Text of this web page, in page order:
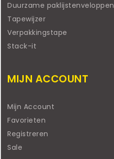
Duurzame paklijstenveloppen
Tapewijzer
Verpakkingstape
Stack-it
MIJN ACCOUNT
Mijn Account
Favorieten
Registreren
Sale